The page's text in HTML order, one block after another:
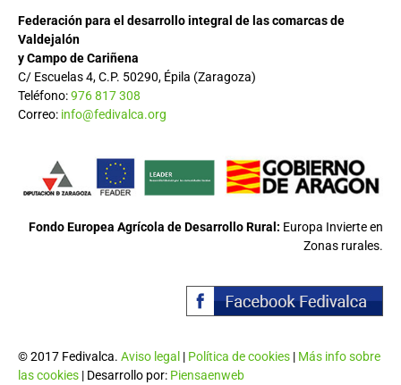
Federación para el desarrollo integral de las comarcas de
Valdejalón
y Campo de Cariñena
C/ Escuelas 4, C.P. 50290, Épila (Zaragoza)
Teléfono:976 817 308
Correo: info@fedivalca.org
Fondo Europea Agrícola de Desarrollo Rural: Europa Invierte en
Zonas rurales.
© 2017 Fedivalca. Aviso legal | Política de cookies | Más info sobre
las cookies | Desarrollo por: Piensaenweb